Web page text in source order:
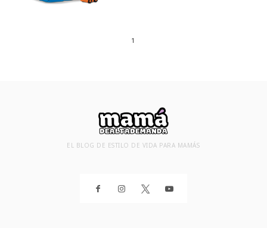
1
EL BLOG DE ESTILO DE VIDA PARA MAMÁS